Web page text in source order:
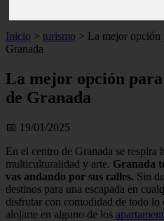
Inicio > turismo > La mejor opción
Granada
La mejor opción
de Granada
📅 19/01/2025
En el centro de Granada se respira
multiculturalidad y arte. Granada
vas andando por sus calles. Sin
destinos para una escapada en
disfrutar con comodidad de todo
alojarte en alguno de los